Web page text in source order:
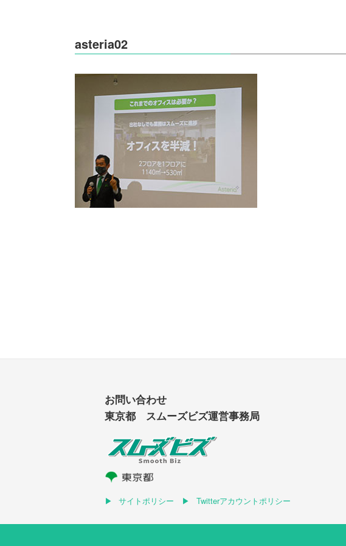
asteria02
お問い合わせ
東京都 スムーズビズ運営事務局
サイトポリシー Twitterアカウントポリシー